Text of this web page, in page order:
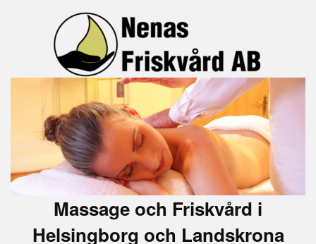
Massage och Friskvård i
Helsingborg och Landskrona